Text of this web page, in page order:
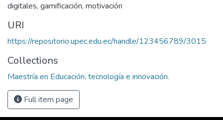
digitales, gamificación, motivación
URI
https://repositorio.upec.edu.ec/handle/123456789/3015
Collections
Maestría en Educación, tecnología e innovación.
Full item page